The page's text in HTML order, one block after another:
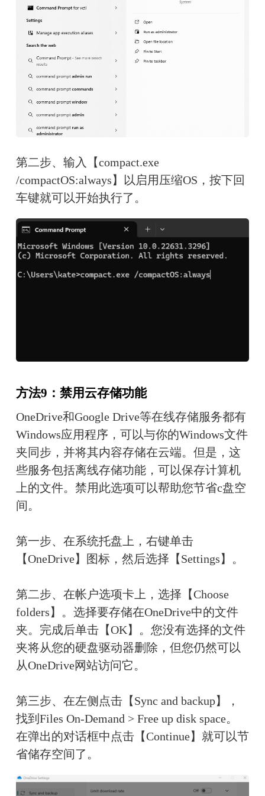
第二步、输入【compact.exe
/compactOS:always】以启用压缩OS，按下回
车键就可以开始执行了。
方法9：禁用云存储功能
OneDrive和Google Drive等在线存储服务都有
Windows应用程序，可以与你的Windows文件
夹同步，并将其内容存储在云端。但是，这
些服务包括离线存储功能，可以保存计算机
上的文件。禁用此选项可以帮助您节省c盘空
间。
第一步、在系统托盘上，右键单击
【OneDrive】图标，然后选择【Settings】。
第二步、在帐户选项卡上，选择【Choose
folders】。选择要存储在OneDrive中的文件
夹。完成后单击【OK】。您没有选择的文件
夹将从您的硬盘驱动器删除，但您仍然可以
从OneDrive网站访问它。
第三步、在左侧点击【Sync and backup】，
找到Files On-Demand > Free up disk space。
在弹出的对话框中点击【Continue】就可以节
省储存空间了。